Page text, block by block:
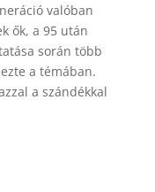
valóban
ők, a 95 után
során több
a témában.
a szándékkal